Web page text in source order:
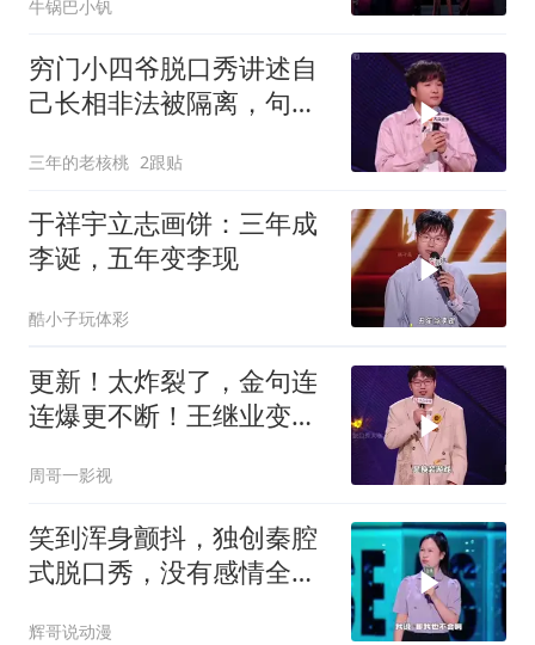
牛锅巴小钒
穷门小四爷脱口秀讲述自
己长相非法被隔离，句句
三年的老核桃 2跟贴
于祥宇立志画饼：三年成
李诞，五年变李现
酷小子玩体彩
更新！太炸裂了，金句连
连爆更不断！王继业变业
周哥一影视
笑到浑身颤抖，独创秦腔
式脱口秀，没有感情全是
辉哥说动漫